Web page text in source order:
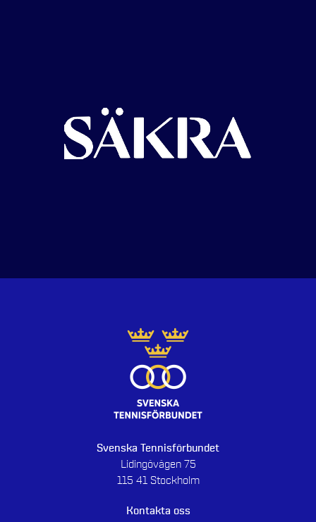
Svenska Tennisförbundet
Lidingövägen 75
115 41 Stockholm
Kontakta oss